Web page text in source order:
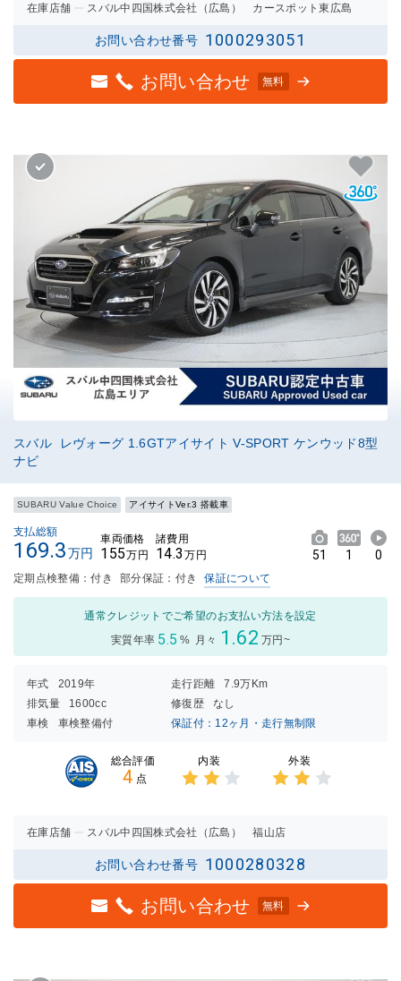
在庫店舗 スバル中四国株式会社（広島） カースポット東広島
お問い合わせ番号 1000293051
お問い合わせ 無料
スバル レヴォーグ 1.6GTアイサイト V-SPORT ケンウッド8型
ナビ
SUBARU Value Choice アイサイトVer.3 搭載車
支払総額
169.3万円
車両価格
155万円
諸費用
14.3 万円 51 1 0
定期点検整備：付き 部分保証：付き 保証について
通常クレジットでご希望のお支払い方法を設定
実質年率 5.5 % 月々 1.62 万円~
年式 2019年 走行距離
7.9万Km
排気量
1600cc 修復歴
なし
車検
車検整備付 保証付：12ヶ月・走行無制限
総合評価
4 点
内装
評価
外装
評価
在庫店舗 スバル中四国株式会社（広島） 福山店
お問い合わせ番号 1000280328
お問い合わせ 無料